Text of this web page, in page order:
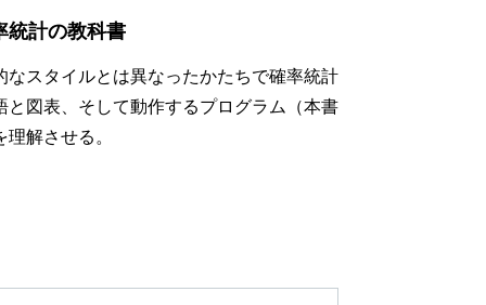
統計の教科書
スタイルとは異なったかたちで確率統計
図表、そして動作するプログラム（本書
解させる。